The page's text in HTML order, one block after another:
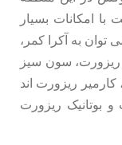
امکانات بسیار
توان به آکرا کمر،
سون سیز
کارمیر ریزورت اند
و بوتانیک ریزورت